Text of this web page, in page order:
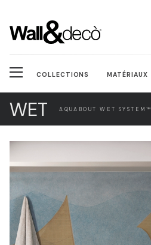
COLLECTIONS MATÉRIAUX
WET AQUABOUT WET SYSTEM™